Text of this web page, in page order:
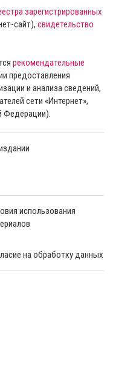
зарегистрированных
сайт), свидетельство
рекомендательные
предоставления
и анализа сведений,
сети «Интернет»,
Федерации).
использования
на обработку данных